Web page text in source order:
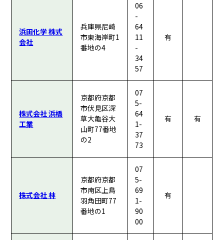
浜田化学 株式
会社
兵庫県尼崎
市東海岸町1
番地の4
06
-
64
11
-
34
57
有
株式会社 浜橋
工業
京都府京都
市伏見区深
草大亀谷大
山町77番地
の2
07
5-
64
1-
37
73
有 有
株式会社 林
京都府京都
市南区上鳥
羽角田町77
番地の1
07
5-
69
1-
90
00
有